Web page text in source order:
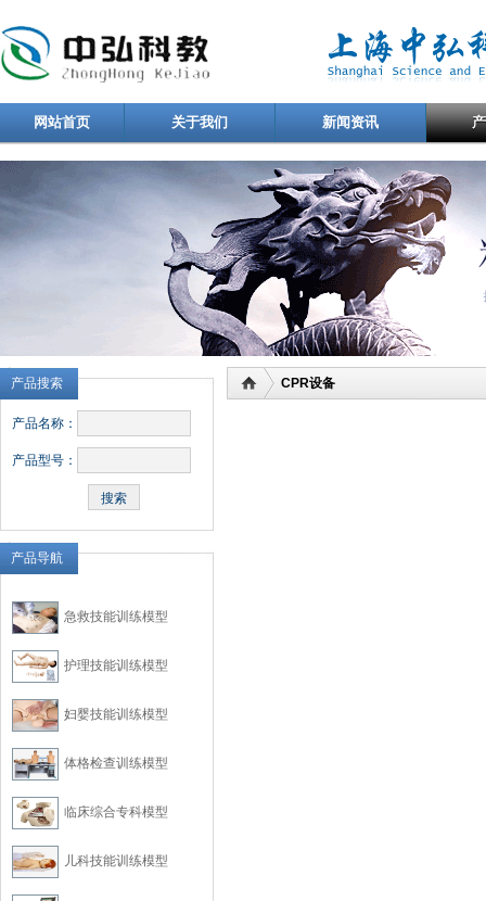
网站首页 关于我们 新闻资讯
产品搜索
产品名称：
产品型号：
产品导航
急救技能训练模型
护理技能训练模型
妇婴技能训练模型
体格检查训练模型
临床综合专科模型
儿科技能训练模型
CPR设备